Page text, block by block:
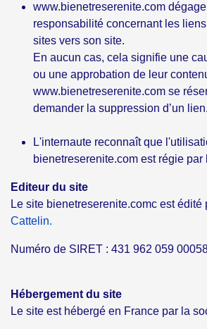
www.bienetreserenite.com
responsabilité concernant les
sites vers son site.
En aucun cas, cela signifie une
ou une approbation de leur
www.bienetreserenite.com se
demander la suppression d’un lien.
L'internaute reconnaît que
bienetreserenite.com est régie par
Editeur du site
Le site bienetreserenite.comc est édité
Cattelin.
Numéro de SIRET : 431 962 059
Hébergement du site
Le site est hébergé en France par la